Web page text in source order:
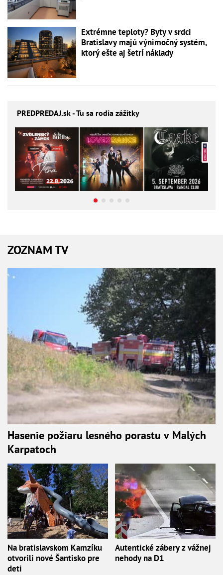
Extrémne teploty? Byty v srdci
Bratislavy majú výnimočný systém,
ktorý ešte aj šetrí náklady
PREDPREDAJ.sk - Tu sa rodia zážitky
ZOZNAM TV
Hasenie požiaru lesného porastu v Malých
Karpatoch
Na bratislavskom Kamzíku
otvorili nové Šantisko pre
deti
Autentické zábery z vážnej
nehody na D1